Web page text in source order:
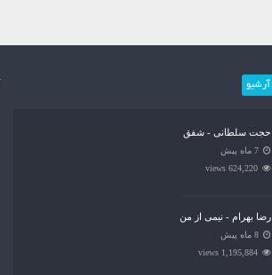
آرشیو
حجت سلطانی - شفق
7 ماه پیش
624,220 views
رضا بهرام - نیمی از من
8 ماه پیش
1,195,884 views